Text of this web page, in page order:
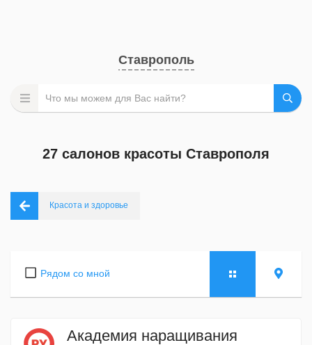
Ставрополь
27 салонов красоты Ставрополя
Красота и здоровье
Рядом со мной
Академия наращивания